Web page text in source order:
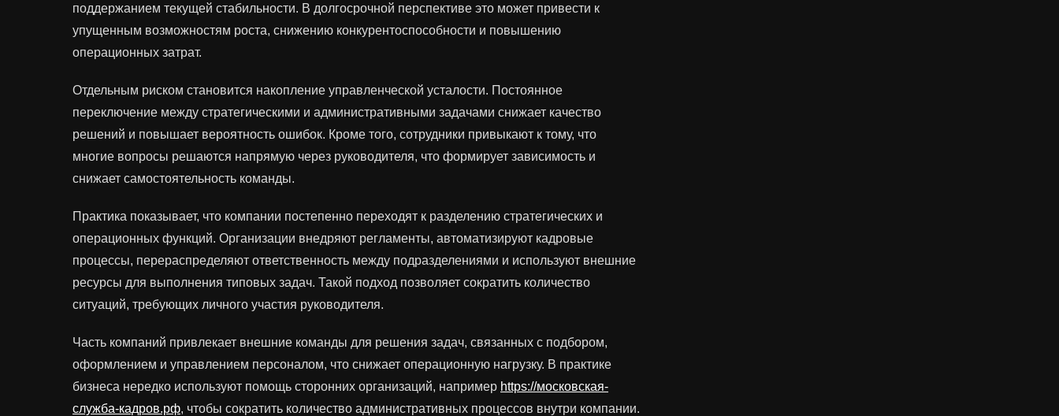
поддержанием текущей стабильности. В долгосрочной перспективе это может привести к
упущенным возможностям роста, снижению конкурентоспособности и повышению
операционных затрат.
Отдельным риском становится накопление управленческой усталости. Постоянное
переключение между стратегическими и административными задачами снижает качество
решений и повышает вероятность ошибок. Кроме того, сотрудники привыкают к тому, что
многие вопросы решаются напрямую через руководителя, что формирует зависимость и
снижает самостоятельность команды.
Практика показывает, что компании постепенно переходят к разделению стратегических и
операционных функций. Организации внедряют регламенты, автоматизируют кадровые
процессы, перераспределяют ответственность между подразделениями и используют внешние
ресурсы для выполнения типовых задач. Такой подход позволяет сократить количество
ситуаций, требующих личного участия руководителя.
Часть компаний привлекает внешние команды для решения задач, связанных с подбором,
оформлением и управлением персоналом, что снижает операционную нагрузку. В практике
бизнеса нередко используют помощь сторонних организаций, например https://московская-
служба-кадров.рф, чтобы сократить количество административных процессов внутри компании.